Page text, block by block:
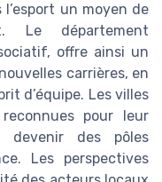
un moyen de
Le département
offre ainsi un
carrières, en
d’équipe. Les villes
pour leur
devenir des pôles
Les perspectives